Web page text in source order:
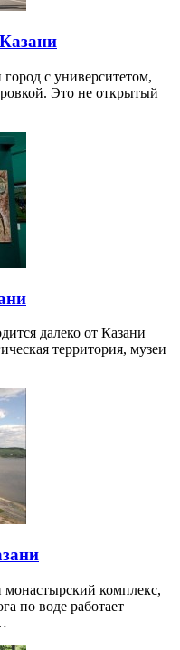
с университетом,
Это не открытый
далеко от Казани
территория, музеи
комплекс,
по воде работает